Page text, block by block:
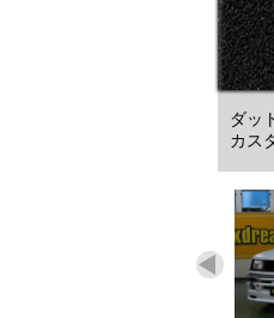
ダッ
カス